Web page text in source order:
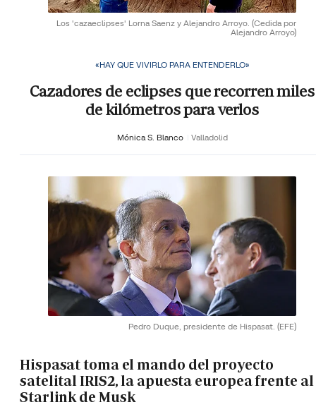
Los 'cazaeclipses' Lorna Saenz y Alejandro Arroyo. (Cedida por
Alejandro Arroyo)
«HAY QUE VIVIRLO PARA ENTENDERLO»
Cazadores de eclipses que recorren miles
de kilómetros para verlos
Mónica S. Blanco Valladolid
Pedro Duque, presidente de Hispasat. (EFE)
Hispasat toma el mando del proyecto
satelital IRIS2, la apuesta europea frente al
Starlink de Musk